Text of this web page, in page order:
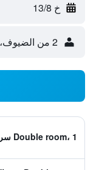
خ 13/8
2 من الضيوف، غرفة واحدة
Double room، 1 سرير توأم